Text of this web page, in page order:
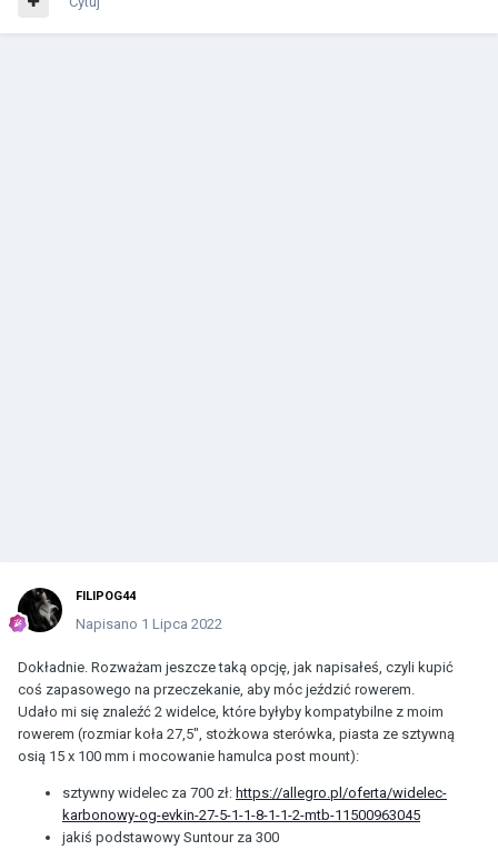
FILIPOG44
Napisano 1 Lipca 2022
Dokładnie. Rozważam jeszcze taką opcję, jak napisałeś, czyli kupić
coś zapasowego na przeczekanie, aby móc jeździć rowerem.
Udało mi się znaleźć 2 widelce, które byłyby kompatybilne z moim
rowerem (rozmiar koła 27,5", stożkowa sterówka, piasta ze sztywną
osią 15 x 100 mm i mocowanie hamulca post mount):
sztywny widelec za 700 zł: https://allegro.pl/oferta/widelec-
karbonowy-og-evkin-27-5-1-1-8-1-1-2-mtb-11500963045
jakiś podstawowy Suntour za 300